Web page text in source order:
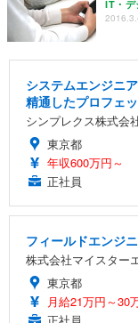
IT・デ
システムエンジニ
精通したプロフェ
シンプレクス株式会
東京都
年収600万円～
正社員
フィールドエンジ
株式会社マイスター
東京都
月給21万円～30